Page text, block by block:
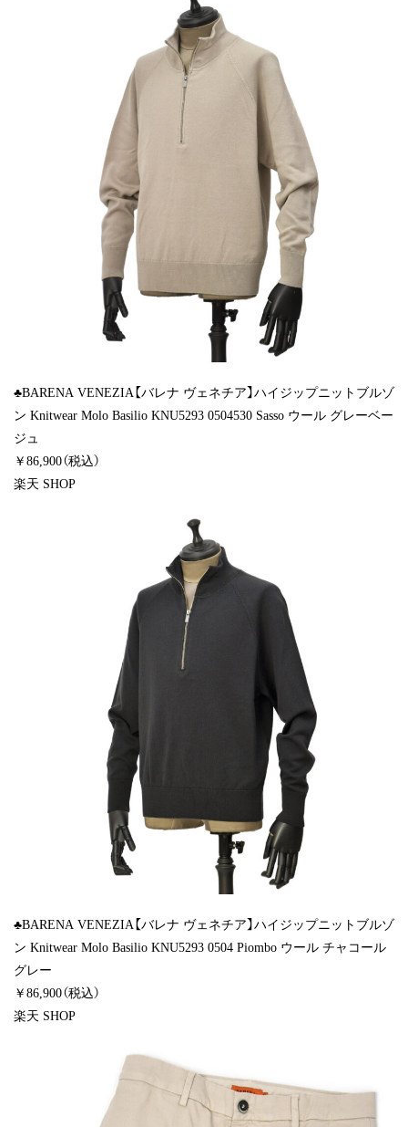
♣BARENA VENEZIA【バレナ ヴェネチア】ハイジップニットブルゾ
ン Knitwear Molo Basilio KNU5293 0504530 Sasso ウール グレーベー
ジュ
￥86,900（税込）
楽天 SHOP
♣BARENA VENEZIA【バレナ ヴェネチア】ハイジップニットブルゾ
ン Knitwear Molo Basilio KNU5293 0504 Piombo ウール チャコール
グレー
￥86,900（税込）
楽天 SHOP